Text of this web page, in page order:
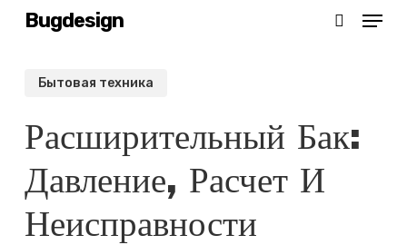
SkipBugdesign Menu
Бытовая техника
Расширительный Бак:
Давление, Расчет И
Неисправности